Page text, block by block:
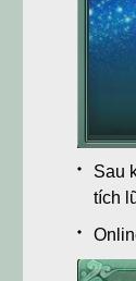
Sau
tích